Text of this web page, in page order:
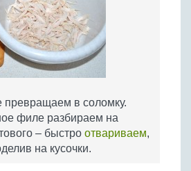
превращаем в соломку.
филе разбираем на
– быстро отвариваем,
на кусочки.